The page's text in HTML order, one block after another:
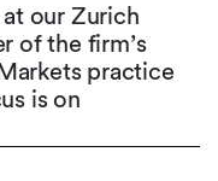
at our Zurich
of the firm’s
practice
is on